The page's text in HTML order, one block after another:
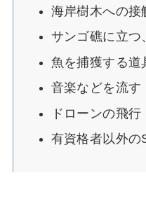
海岸樹木への接
サンゴ礁に立つ
魚を捕獲する道
音楽などを流す
ドローンの飛行
有資格者以外の